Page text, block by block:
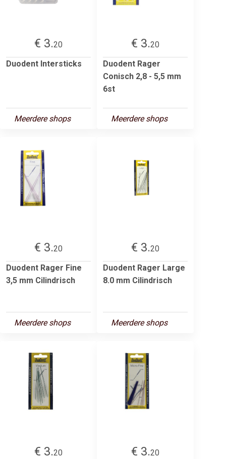
€ 3.20
Duodent Intersticks
Meerdere shops
€ 3.20
Duodent Rager
Conisch 2,8 - 5,5 mm
6st
Meerdere shops
€ 3.20
Duodent Rager Fine
3,5 mm Cilindrisch
Meerdere shops
€ 3.20
Duodent Rager Large
8.0 mm Cilindrisch
Meerdere shops
€ 3.20
€ 3.20